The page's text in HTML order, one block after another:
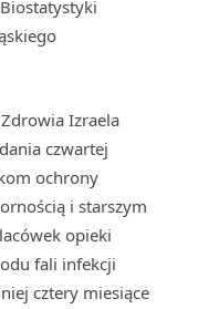
Izraela
czwartej
ochrony
i starszym
opieki
fali infekcji
cztery miesiące